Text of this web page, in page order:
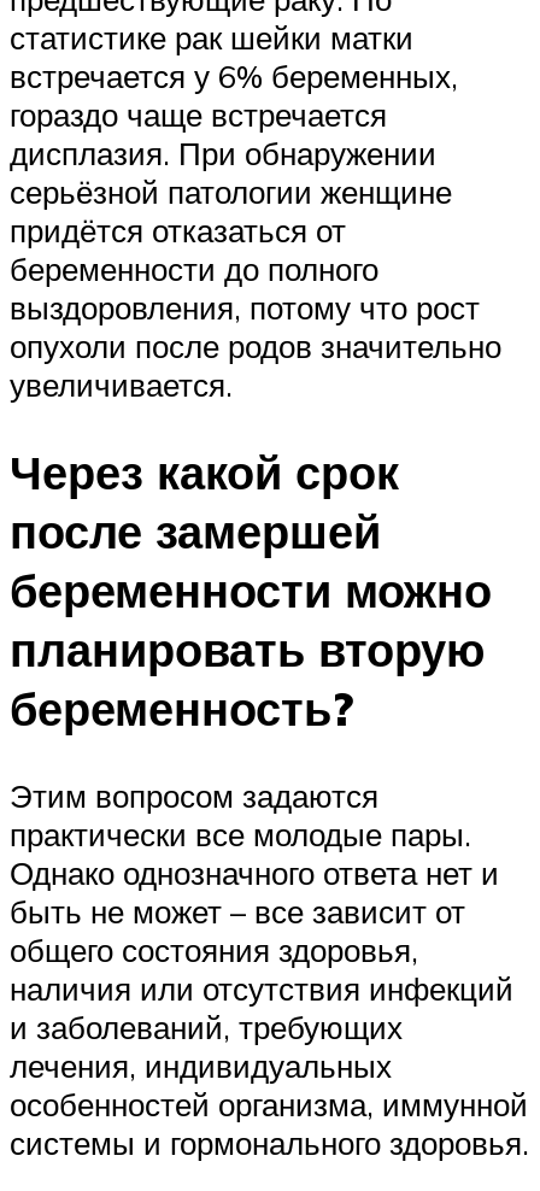
статистике рак шейки матки
встречается у 6% беременных,
гораздо чаще встречается
дисплазия. При обнаружении
серьёзной патологии женщине
придётся отказаться от
беременности до полного
выздоровления, потому что рост
опухоли после родов значительно
увеличивается.
Через какой срок
после замершей
беременности можно
планировать вторую
беременность?
Этим вопросом задаются
практически все молодые пары.
Однако однозначного ответа нет и
быть не может – все зависит от
общего состояния здоровья,
наличия или отсутствия инфекций
и заболеваний, требующих
лечения, индивидуальных
особенностей организма, иммунной
системы и гормонального здоровья.